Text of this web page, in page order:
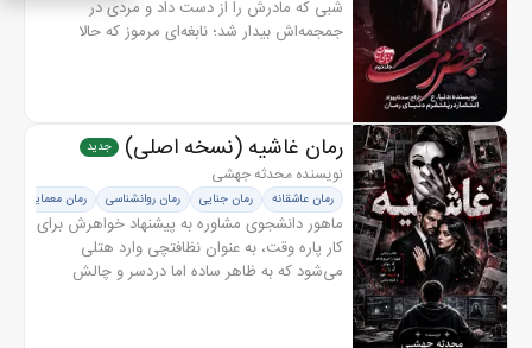
شبی که مادرش را از دست داد و مردی در
جمجمه‌اش بیدار شد؛ نابغه‌ای مرموز که حالا
رمان غاشیه (نسخه اصلی) جدید
نویسنده محدثه جهشی
رمان عاشقانه رمان جنایی رمان روانشناسی رمان معمایی
ماهور دانشجوی مشاوره به پیشنهاد خواهرش برای
کار پاره وقت، به عنوان نظافتچی وارد هتلی
می‌شود که به ظاهر ساده اما دردسر و چالش